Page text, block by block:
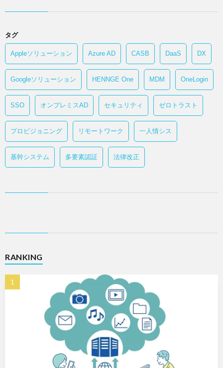
タグ
Appleソリューション Azure AD CASB DaaS DX
Googleソリューション HENNGE One MDM OneLogin
SSO オンプレミスAD セキュリティ ゼロトラスト
プロビジョニング リモートワーク 一人情シス
基幹システム 多要素認証 法律改正
RANKING